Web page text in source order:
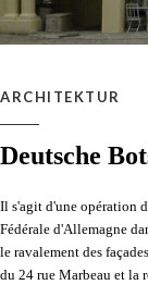
ARCHITEKTUR
Deutsche
Il s'agit d'une opération
Fédérale d'Allemagne
le ravalement des
du 24 rue Marbeau et la